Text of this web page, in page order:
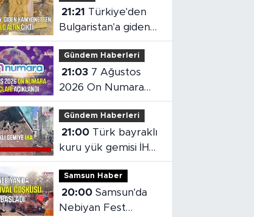
21:21
Bulgaristan'a giden
kamyonetten 5 kilo
altın çıktı
Gündem Haberleri
21:03
2026 On Numara
sonuçları açıklandı
Gündem Haberleri
21:00
kuru yük gemisi İHA
saldırısına uğradı
Samsun Haber
20:00 Samsun'da
Nebiyan Fest